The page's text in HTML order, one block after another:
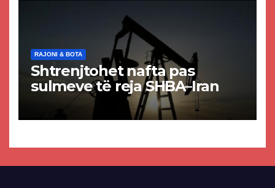
RAJONI & BOTA
Shtrenjtohet nafta pas
sulmeve të reja SHBA–Iran